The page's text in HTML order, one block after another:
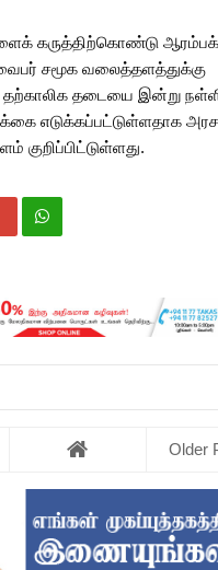
கருத்திற்கொண்டு
சமூக வலைத்தளத்துக்கு
தற்காலிக தடையை இன்று
எடுக்கப்பட்டுள்ளதாக
Older